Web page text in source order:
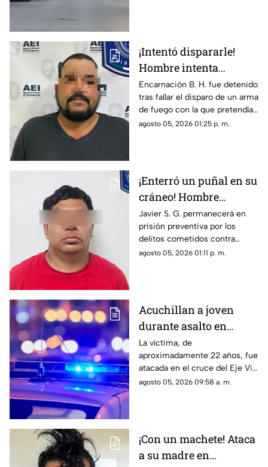
¡Intentó dispararle!
Hombre intenta
asesinar a su esposa y
la asfixia en
Chihuahua
Encarnación B. H. fue detenido
tras fallar el disparo de un arma
de fuego con la que pretendía
privar de la vida a su pareja en
agosto 05, 2026 01:25 p. m.
¡Enterró un puñal en su
cráneo! Hombre
secuestra y tortura
atrozmente a cuatro;
asesinan a uno en
Riberas del Bravo
Javier S. G. permanecerá en
prisión preventiva por los
delitos cometidos contra
cuatro personas en diciembre
agosto 05, 2026 01:11 p. m.
Acuchillan a joven
durante asalto en
estación de transporte
público en Eje Vial
La víctima, de
aproximadamente 22 años, fue
atacada en el cruce del Eje Vial
Juan Gabriel y calzada
agosto 05, 2026 09:58 a. m.
¡Con un machete! Ataca
a su madre en